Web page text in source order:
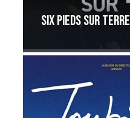
Six pieds sur terre